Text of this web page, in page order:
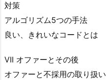
対策
アルゴリズム5つの手法
良い、きれいなコードとは
VII オファーとその後
オファーと不採用の取り扱い